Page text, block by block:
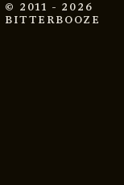
© 2011 - 2026
BITTERBOOZE